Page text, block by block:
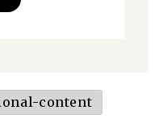
content